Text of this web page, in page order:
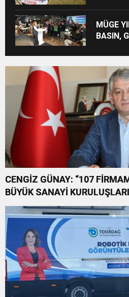
MÜGE
BASIN,
CENGİZ GÜNAY: “107
BÜYÜK SANAYİ